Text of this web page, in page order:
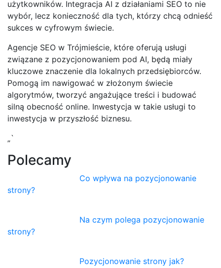
użytkowników. Integracja AI z działaniami SEO to nie
wybór, lecz konieczność dla tych, którzy chcą odnieść
sukces w cyfrowym świecie.
Agencje SEO w Trójmieście, które oferują usługi
związane z pozycjonowaniem pod AI, będą miały
kluczowe znaczenie dla lokalnych przedsiębiorców.
Pomogą im nawigować w złożonym świecie
algorytmów, tworzyć angażujące treści i budować
silną obecność online. Inwestycja w takie usługi to
inwestycja w przyszłość biznesu.
„`
Polecamy
Co wpływa na pozycjonowanie
strony?
Na czym polega pozycjonowanie
strony?
Pozycjonowanie strony jak?